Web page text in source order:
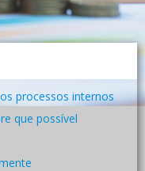
processos internos
que possível